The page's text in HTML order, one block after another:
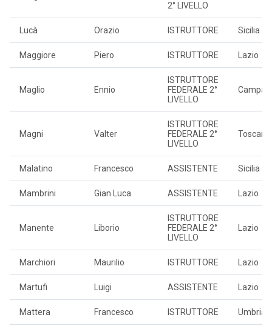
2° LIVELLO
Lucà Orazio ISTRUTTORE Sicilia
Maggiore Piero ISTRUTTORE Lazio
Maglio Ennio
ISTRUTTORE
FEDERALE 2°
LIVELLO
Magni Valter
ISTRUTTORE
FEDERALE 2°
LIVELLO
Toscana
Malatino Francesco ASSISTENTE Sicilia
Mambrini Gian Luca ASSISTENTE Lazio
Manente Liborio
ISTRUTTORE
FEDERALE 2°
LIVELLO
Lazio
Marchiori Maurilio ISTRUTTORE Lazio
Martufi Luigi ASSISTENTE Lazio
Mattera Francesco ISTRUTTORE Umbria